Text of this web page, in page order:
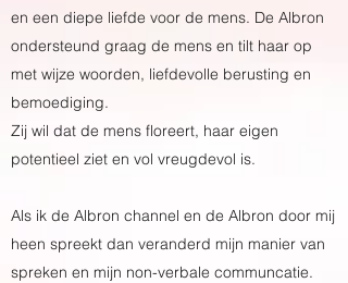
en een diepe liefde voor de mens. De Albron
ondersteund graag de mens en tilt haar op
met wijze woorden, liefdevolle berusting en
bemoediging.
Zij wil dat de mens floreert, haar eigen
potentieel ziet en vol vreugdevol is.
Als ik de Albron channel en de Albron door mij
heen spreekt dan veranderd mijn manier van
spreken en mijn non-verbale communcatie.